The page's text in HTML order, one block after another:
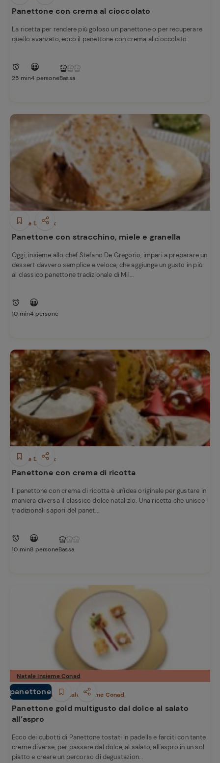
Panettone con crema al cioccolato
La ricetta per rendere più goloso un panettone o per recuperare
quello avanzato, ecco il panettone con crema al cioccolato.
25 min4 personeBassa
Dolci e Dessert
Panettone con stracchino, miele e granella
Oggi, insieme allo chef Stefano De Gregorio, impari a preparare un
dessert davvero semplice e veloce, che aggiunge un gusto in più
al classico panettone tradizionale di Mil...
10 min4 persone
Dolci e Dessert
Panettone con crema di ricotta
Il panettone con crema di ricotta è un'idea originale per gustare in
maniera diversa il classico dolce natalizio. Una ricetta che unisce i
tradizionali sapori del panet...
10 min8 personeBassa
panettone
Natale Insieme Conad
Dolci e Dessert Natale Insieme Conad
Panettone gold multigusto dal dolce al salato
all’aspro
Ecco dei cubotti di Panettone tostati in padella e farciti con tante
creme diverse, per passare dal dolce, al salato, all'aspro in un sol
piatto e creare un percorso di degustazion...